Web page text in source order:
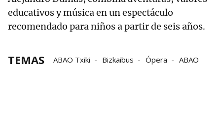
educativos y música en un espectáculo
recomendado para niños a partir de seis años.
TEMAS ABAO Txiki Bizkaibus Ópera ABAO